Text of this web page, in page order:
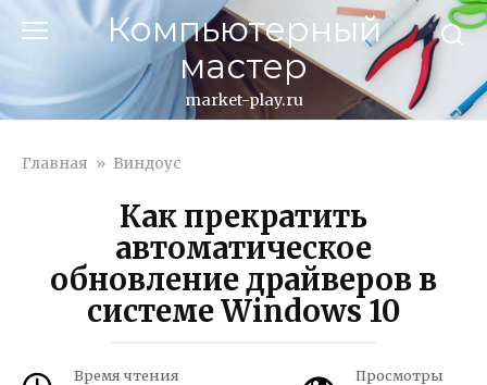
Перейти
Компьютерный
мастер
market-play.ru
Главная » Виндоус
Как прекратить
автоматическое
обновление драйверов в
системе Windows 10
Время чтения Просмотры